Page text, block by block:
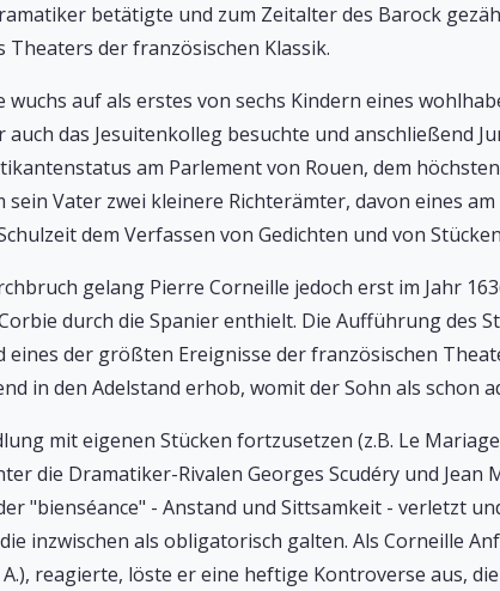
betätigte und zum Zeitalter des Barock
Theaters der französischen Klassik.
wuchs auf als erstes von sechs Kindern eines
auch das Jesuitenkolleg besuchte und anschließend
am Parlement von Rouen, dem
sein Vater zwei kleinere Richterämter, davon eines
dem Verfassen von Gedichten und von
gelang Pierre Corneille jedoch erst im Jahr
durch die Spanier enthielt. Die Aufführung des
der größten Ereignisse der französischen
in den Adelstand erhob, womit der Sohn als schon
mit eigenen Stücken fortzusetzen (z.B. Le
die Dramatiker-Rivalen Georges Scudéry und
"bienséance" - Anstand und Sittsamkeit - verletzt
inzwischen als obligatorisch galten. Als Corneille
reagierte, löste er eine heftige Kontroverse aus,